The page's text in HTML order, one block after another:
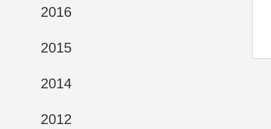
2016
2015
2014
2012